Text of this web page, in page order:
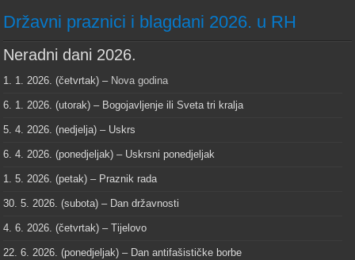
Državni praznici i blagdani 2026. u RH
Neradni dani 2026.
1. 1. 2026. (četvrtak) – Nova godina
6. 1. 2026. (utorak) – Bogojavljenje ili Sveta tri kralja
5. 4. 2026. (nedjelja) – Uskrs
6. 4. 2026. (ponedjeljak) – Uskrsni ponedjeljak
1. 5. 2026. (petak) – Praznik rada
30. 5. 2026. (subota) – Dan državnosti
4. 6. 2026. (četvrtak) – Tijelovo
22. 6. 2026. (ponedjeljak) – Dan antifašističke borbe